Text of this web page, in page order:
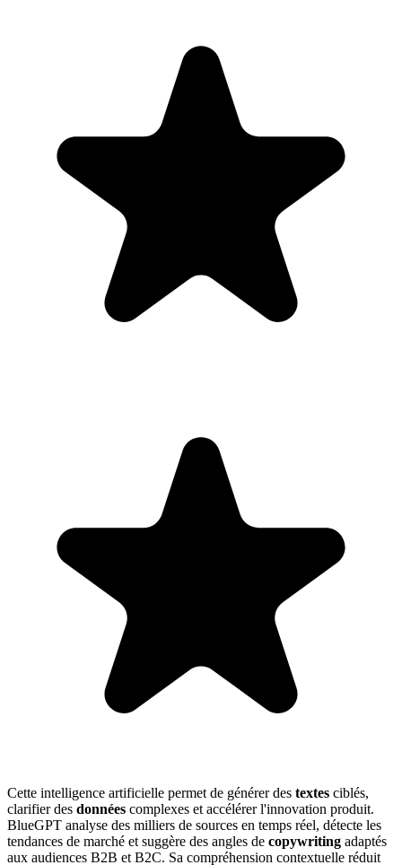
Cette intelligence artificielle permet de générer des textes ciblés,
clarifier des données complexes et accélérer l'innovation produit.
BlueGPT analyse des milliers de sources en temps réel, détecte les
tendances de marché et suggère des angles de copywriting adaptés
aux audiences B2B et B2C. Sa compréhension contextuelle réduit